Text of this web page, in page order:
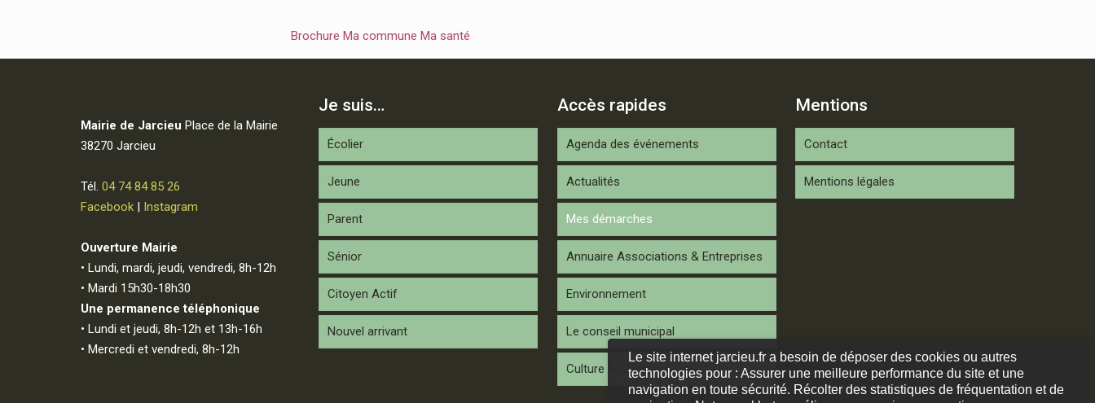
Brochure Ma commune Ma santé
Mairie de Jarcieu Place de la Mairie
38270 Jarcieu
Tél. 04 74 84 85 26
Facebook| Instagram
Ouverture Mairie
• Lundi, mardi, jeudi, vendredi, 8h-12h
• Mardi 15h30-18h30
Une permanence téléphonique
• Lundi et jeudi, 8h-12h et 13h-16h
• Mercredi et vendredi, 8h-12h
Je suis…
Écolier
Jeune
Parent
Sénior
Citoyen Actif
Nouvel arrivant
Accès rapides
Agenda des événements
Actualités
Mes démarches
Annuaire Associations & Entreprises
Environnement
Le conseil municipal
Culture & Loisirs
Mentions
Contact
Mentions légales
Le site internet jarcieu.fr a besoin de déposer des cookies ou autres
technologies pour : Assurer une meilleure performance du site et une
navigation en toute sécurité. Récolter des statistiques de fréquentation et de